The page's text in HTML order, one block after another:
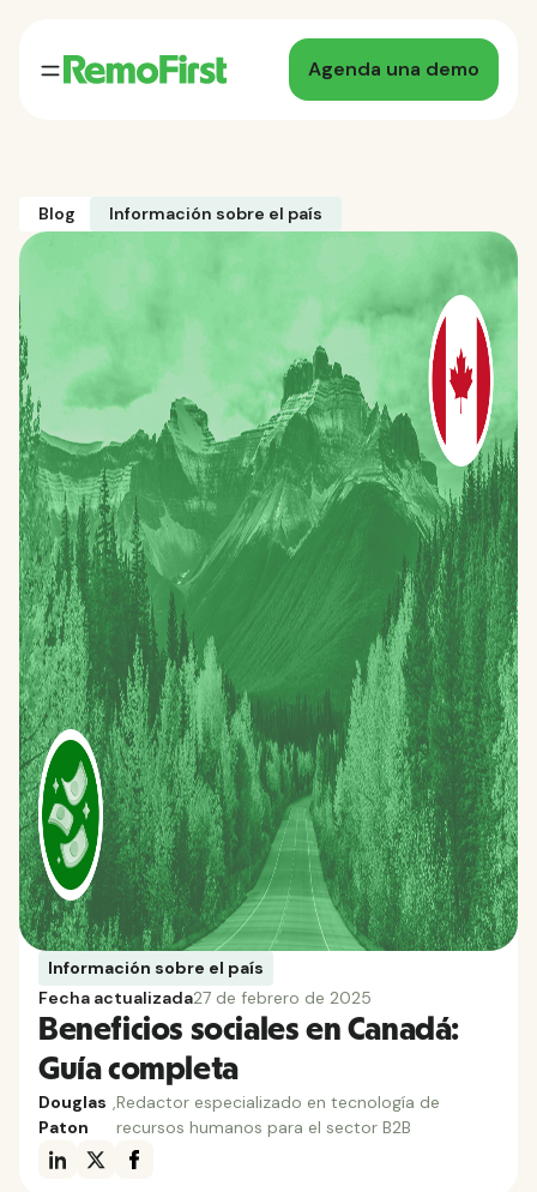
Agenda una demo
Blog Información sobre el país
Información sobre el país
Fecha actualizada27 de febrero de 2025
Beneficios sociales en Canadá:
Guía completa
Douglas
Paton
,Redactor especializado en tecnología de
recursos humanos para el sector B2B